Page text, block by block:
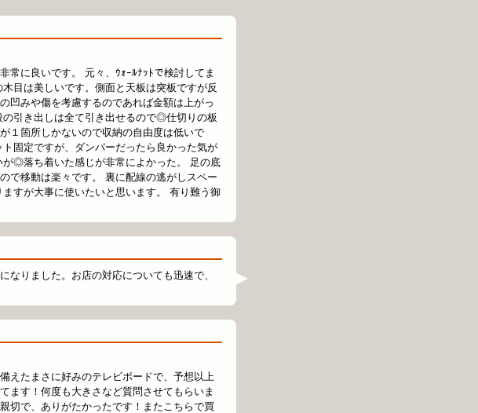
常に良いです。 元々、ｳｫｰﾙﾅｯﾄで検討してま
目は美しいです。側面と天板は突板ですが反
凹みや傷を考慮するのであれば金額は上がっ
引き出しは全て引き出せるので◎仕切りの板
１箇所しかないので収納の自由度は低いで
固定ですが、ダンパーだったら良かった気が
が◎落ち着いた感じが非常によかった。 足の底
で移動は楽々です。 裏に配線の逃がしスペー
すが大事に使いたいと思います。 有り難う御
なりました。お店の対応についても迅速で、
えたまさに好みのテレビボードで、予想以上
ます！何度も大きさなど質問させてもらいま
切で、ありがたかったです！またこちらで買